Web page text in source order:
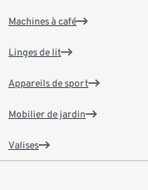
Machines à café
Linges de lit
Appareils de sport
Mobilier de jardin
Valises